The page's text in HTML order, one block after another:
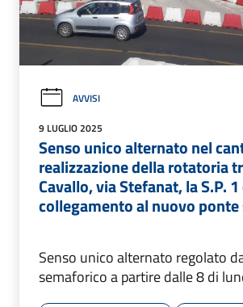
AVVISI
9 LUGLIO 2025
Senso unico alternato nel
realizzazione della rotatoria
Cavallo, via Stefanat, la S.P. 1
collegamento al nuovo ponte
Senso unico alternato regolato
semaforico a partire dalle 8 di